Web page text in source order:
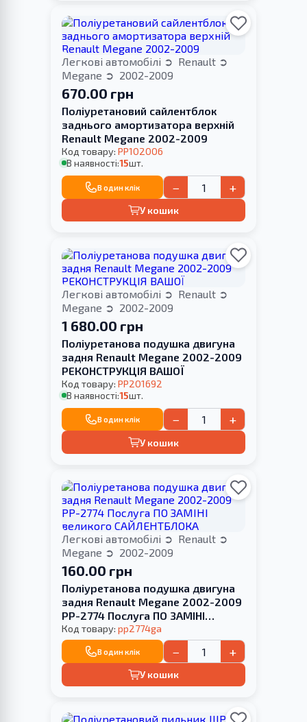
Легкові автомобілі
Renault
Megane
2002-2009
670.00 грн
Поліуретановий сайлентблок
заднього амортизатора верхній
Renault Megane 2002-2009
Код товару: PP102006
В наявності:15шт.
В один клік − +
У кошик
Легкові автомобілі
Renault
Megane
2002-2009
1 680.00 грн
Поліуретанова подушка двигуна
задня Renault Megane 2002-2009
РЕКОНСТРУКЦІЯ ВАШОЇ
Код товару: PP201692
В наявності:15шт.
В один клік − +
У кошик
Легкові автомобілі
Renault
Megane
2002-2009
160.00 грн
Поліуретанова подушка двигуна
задня Renault Megane 2002-2009
PP-2774 Послуга ПО ЗАМІНІ
великого САЙЛЕНТБЛОКА
Код товару: pp2774ga
В один клік − +
У кошик